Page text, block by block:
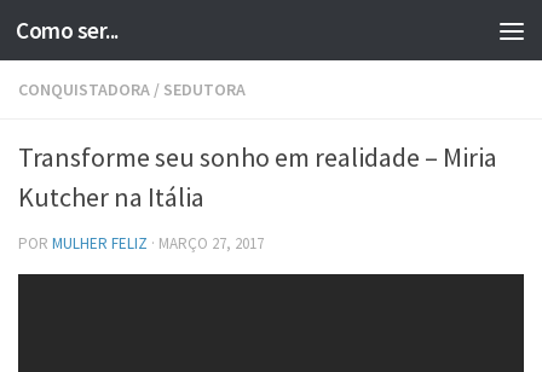
Skip to content
Como ser...
CONQUISTADORA / SEDUTORA
Transforme seu sonho em realidade – Miria
Kutcher na Itália
POR MULHER FELIZ · MARÇO 27, 2017